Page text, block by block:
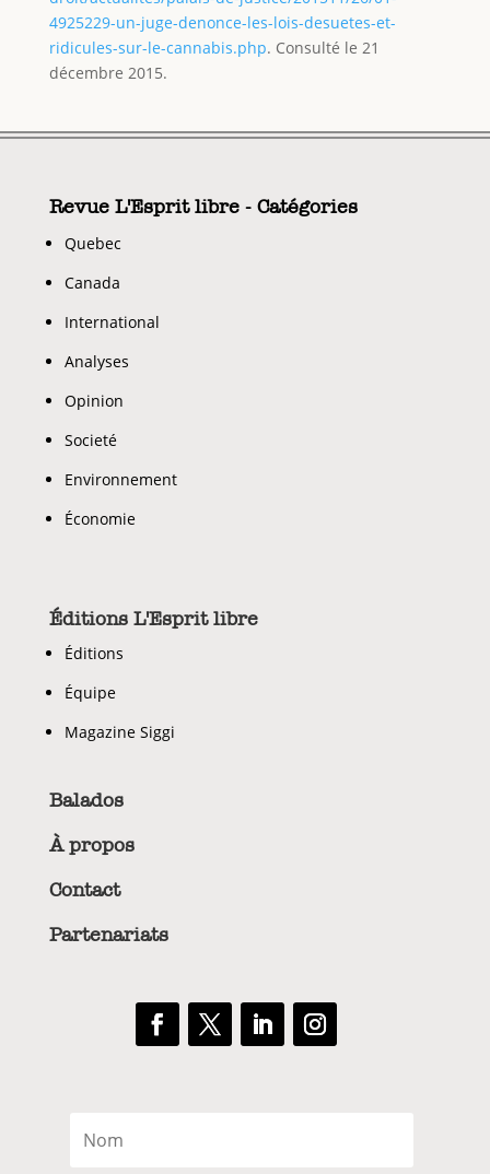
4925229-un-juge-denonce-les-lois-desuetes-et-
ridicules-sur-le-cannabis.php. Consulté le 21
décembre 2015.
Revue L'Esprit libre - Catégories
Quebec
Canada
International
Analyses
Opinion
Societé
Environnement
Économie
Éditions L'Esprit libre
Éditions
Équipe
Magazine Siggi
Balados
À propos
Contact
Partenariats